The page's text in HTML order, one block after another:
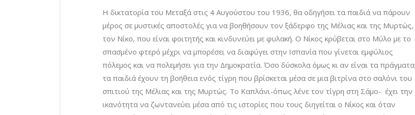
Η δικτατορία του Μεταξά στις 4 Αυγούστου του 1936, θα οδηγήσει τα παιδιά να πάρουν
μέρος σε μυστικές αποστολές για να βοηθήσουν τον ξάδερφο της Μέλιας και της Μυρτώς,
τον Νίκο, που είναι φοιτητής και κινδυνεύει με φυλακή. Ο Νίκος κρύβεται στο Μύλο με το
σπασμένο φτερό μέχρι να μπορέσει να διαφύγει στην Ισπανία που γίνεται εμφύλιος
πόλεμος και να πολεμήσει για την Δημοκρατία. Όσο δύσκολα όμως κι αν είναι τα πράγματα
τα παιδιά έχουν τη βοήθεια ενός τίγρη που βρίσκεται μέσα σε μια βιτρίνα στο σαλόνι του
σπιτιού της Μέλιας και της Μυρτώς. Το Καπλάνι-όπως λένε τον τίγρη στη Σάμο- έχει την
ικανότητα να ζωντανεύει μέσα από τις ιστορίες που τους διηγείται ο Νίκος και όταν